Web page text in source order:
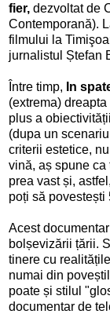
fier, dezvoltat de
Contemporană).
filmului la
jurnalistul Ștefan
Între timp, In
(extrema)
plus a
(dupa un
criterii estetice,
vină, aș spune
prea vast și,
poți să
Acest
bolșevizării țării.
tinere cu
numai din
poate și stilul
documentar de